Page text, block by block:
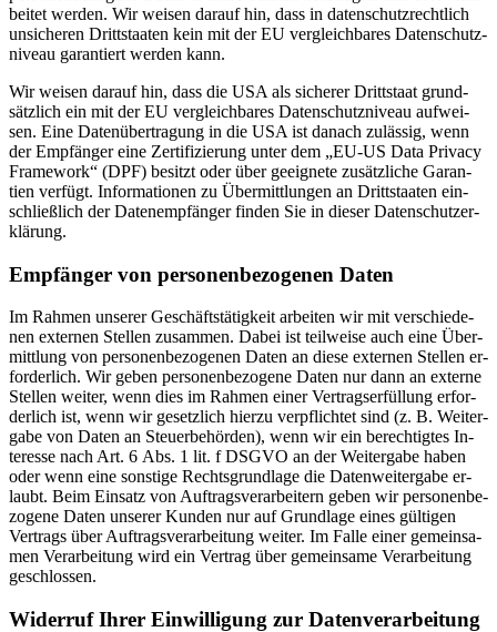
bei­tet wer­den. Wir wei­sen dar­auf hin, dass in da­ten­schutz­recht­lich
un­si­che­ren Dritt­staa­ten kein mit der EU ver­gleich­ba­res Da­ten­schutz­
ni­veau ga­ran­tiert wer­den kann.
Wir wei­sen dar­auf hin, dass die USA als si­che­rer Dritt­staat grund­
sätz­lich ein mit der EU ver­gleich­ba­res Da­ten­schutz­ni­veau auf­wei­
sen. Eine Da­ten­über­tra­gung in die USA ist da­nach zu­läs­sig, wenn
der Emp­fän­ger eine Zer­ti­fi­zie­rung un­ter dem „EU-US Data Pri­va­cy
Frame­work“ (DPF) be­sitzt oder über ge­eig­ne­te zu­sätz­li­che Ga­ran­
tien ver­fügt. In­for­ma­tio­nen zu Über­mitt­lun­gen an Dritt­staa­ten ein­
schließ­lich der Da­ten­emp­fän­ger fin­den Sie in die­ser Da­ten­schutz­er­
klä­rung.
Emp­fän­ger von per­so­nen­be­zo­ge­nen Da­ten
Im Rah­men un­se­rer Ge­schäfts­tä­tig­keit ar­bei­ten wir mit ver­schie­de­
nen ex­ter­nen Stel­len zu­sam­men. Da­bei ist teil­wei­se auch eine Über­
mitt­lung von per­so­nen­be­zo­ge­nen Da­ten an die­se ex­ter­nen Stel­len er­
for­der­lich. Wir ge­ben per­so­nen­be­zo­ge­ne Da­ten nur dann an ex­ter­ne
Stel­len wei­ter, wenn dies im Rah­men ei­ner Ver­trags­er­fül­lung er­for­
der­lich ist, wenn wir ge­setz­lich hier­zu ver­pflich­tet sind (z. B. Wei­ter­
ga­be von Da­ten an Steu­er­be­hör­den), wenn wir ein be­rech­tig­tes In­
ter­es­se nach Art. 6 Abs. 1 lit. f DSGVO an der Wei­ter­ga­be ha­ben
oder wenn eine sons­ti­ge Rechts­grund­la­ge die Da­ten­wei­ter­ga­be er­
laubt. Beim Ein­satz von Auf­trags­ver­ar­bei­tern ge­ben wir per­so­nen­be­
zo­ge­ne Da­ten un­se­rer Kun­den nur auf Grund­la­ge ei­nes gül­ti­gen
Ver­trags über Auf­trags­ver­ar­bei­tung wei­ter. Im Fal­le ei­ner ge­mein­sa­
men Ver­ar­bei­tung wird ein Ver­trag über ge­mein­sa­me Ver­ar­bei­tung
ge­schlos­sen.
Wi­der­ruf Ih­rer Ein­wil­li­gung zur Da­ten­ver­ar­bei­tung